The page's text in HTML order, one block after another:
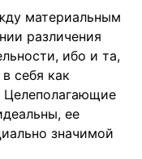
материальным
различения
ибо и та,
себя как
Целеполагающие
ее
значимой